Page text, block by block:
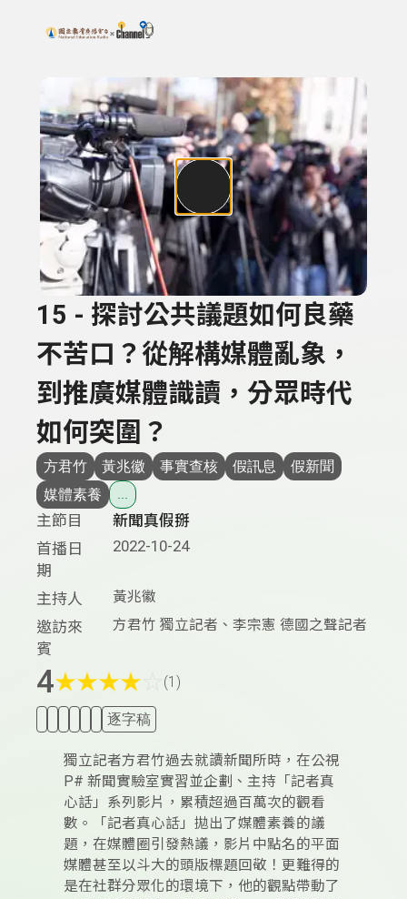
上方功能區塊
搜尋關鍵字：可輸入節目名稱、主持人或關鍵字
15 - 探討公共議題如何良藥
不苦口？從解構媒體亂象，
到推廣媒體識讀，分眾時代
如何突圍？
方君竹 黃兆徽 事實查核 假訊息
假新聞
媒體素養
...
主節目
新聞真假掰
首播日
期
2022-10-24
主持人 黃兆徽
邀訪來
賓
方君竹 獨立記者、李宗憲 德國之聲記者
4★★★★ (1)
逐字稿
獨立記者方君竹過去就讀新聞所時，在公視
P# 新聞實驗室實習並企劃、主持「記者真
心話」系列影片，累積超過百萬次的觀看
數。「記者真心話」拋出了媒體素養的議
題，在媒體圈引發熱議，影片中點名的平面
媒體甚至以斗大的頭版標題回敬！更難得的
是在社群分眾化的環境下，他的觀點帶動了